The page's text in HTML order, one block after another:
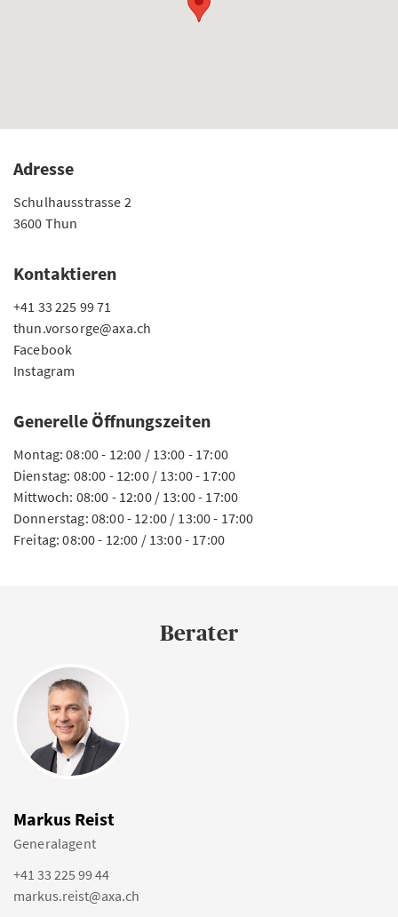
Adresse
Schulhausstrasse 2
3600 Thun
Kontaktieren
+41 33 225 99 71
thun.vorsorge@axa.ch
Facebook
Instagram
Generelle Öffnungszeiten
Montag: 08:00 - 12:00 / 13:00 - 17:00
Dienstag: 08:00 - 12:00 / 13:00 - 17:00
Mittwoch: 08:00 - 12:00 / 13:00 - 17:00
Donnerstag: 08:00 - 12:00 / 13:00 - 17:00
Freitag: 08:00 - 12:00 / 13:00 - 17:00
Berater
Markus Reist
Generalagent
+41 33 225 99 44
markus.reist@axa.ch